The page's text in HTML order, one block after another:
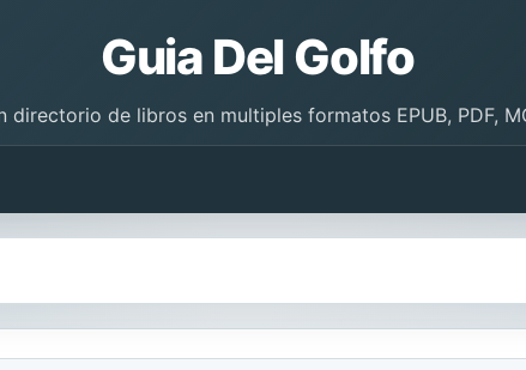
Guia Del Golfo
directorio de libros en multiples formatos EPUB, PDF,